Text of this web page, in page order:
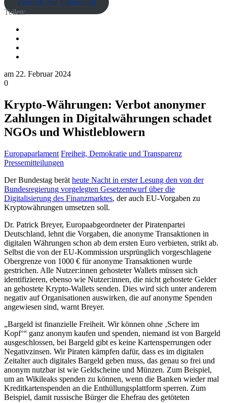
Zurück zur Übersicht
Teilen:
am 22. Februar 2024
0
Krypto-Währungen: Verbot anonymer
Zahlungen in Digitalwährungen schadet
NGOs und Whistleblowern
Europaparlament Freiheit, Demokratie und Transparenz
Pressemitteilungen
Der Bundestag berät heute Nacht in erster Lesung den von der
Bundesregierung vorgelegten Gesetzentwurf über die
Digitalisierung des Finanzmarktes, der auch EU-Vorgaben zu
Kryptowährungen umsetzen soll.
Dr. Patrick Breyer, Europaabgeordneter der Piratenpartei
Deutschland, lehnt die Vorgaben, die anonyme Transaktionen in
digitalen Währungen schon ab dem ersten Euro verbieten, strikt ab.
Selbst die von der EU-Kommission ursprünglich vorgeschlagene
Obergrenze von 1000 € für anonyme Transaktionen wurde
gestrichen. Alle Nutzer:innen gehosteter Wallets müssen sich
identifizieren, ebenso wie Nutzer:innen, die nicht gehostete Gelder
an gehostete Krypto-Wallets senden. Dies wird sich unter anderem
negativ auf Organisationen auswirken, die auf anonyme Spenden
angewiesen sind, warnt Breyer.
„Bargeld ist finanzielle Freiheit. Wir können ohne ‚Schere im
Kopf‘“ ganz anonym kaufen und spenden, niemand ist von Bargeld
ausgeschlossen, bei Bargeld gibt es keine Kartensperrungen oder
Negativzinsen. Wir Piraten kämpfen dafür, dass es im digitalen
Zeitalter auch digitales Bargeld geben muss, das genau so frei und
anonym nutzbar ist wie Geldscheine und Münzen. Zum Beispiel,
um an Wikileaks spenden zu können, wenn die Banken wieder mal
Kreditkartenspenden an die Enthüllungsplattform sperren. Zum
Beispiel, damit russische Bürger die Ehefrau des getöteten